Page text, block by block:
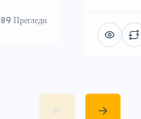
89 Прегледи